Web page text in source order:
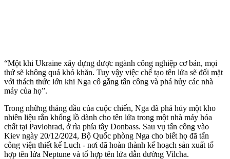
“Một khi Ukraine xây dựng được ngành công nghiệp cơ bản, mọi
thứ sẽ không quá khó khăn. Tuy vậy việc chế tạo tên lửa sẽ đối mặt
với thách thức lớn khi Nga cố gắng tấn công và phá hủy các nhà
máy của họ”.
Trong những tháng đầu của cuộc chiến, Nga đã phá hủy một kho
nhiên liệu rắn khổng lồ dành cho tên lửa trong một nhà máy hó‌a
chấ‌t tại Pavlohrad, ở rìa phía tây Donbass. Sau vụ tấn công vào
Kiev ngày 20/12/2024, Bộ Quốc phòng Nga cho biết họ đã tấn
công viện thiết kế Luch - nơi đã hoàn thành kế hoạch sản xuất tổ
hợp tên lửa Neptune và tổ hợp tên lửa dẫn đường Vilcha.